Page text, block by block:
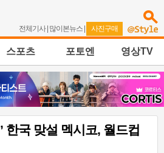
전체기사| 많이본뉴스 | 사진구매
스포츠 포토엔 영상TV
한국 맞설 멕시코, 월드컵